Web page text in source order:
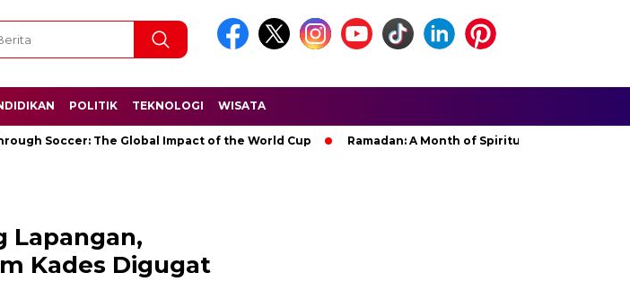
POLITIK TEKNOLOGI WISATA
The Global Impact of the World Cup Ramadan: A Month of Spiritual Reflection, Devotion,
Lapangan,
Kades Digugat